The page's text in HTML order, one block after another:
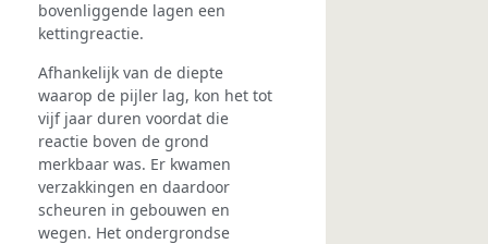
bovenliggende lagen een
kettingreactie.
Afhankelijk van de diepte
waarop de pijler lag, kon het tot
vijf jaar duren voordat die
reactie boven de grond
merkbaar was. Er kwamen
verzakkingen en daardoor
scheuren in gebouwen en
wegen. Het ondergrondse